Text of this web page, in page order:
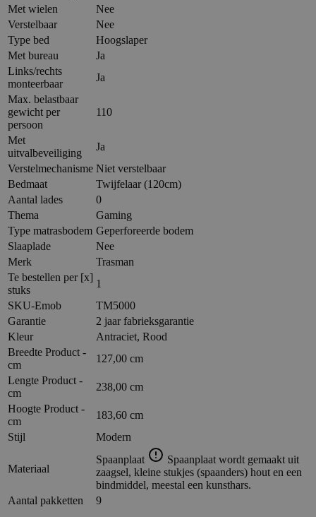
Met wielen
Nee
Verstelbaar
Nee
Type bed
Hoogslaper
Met bureau
Ja
Links/rechts
monteerbaar
Ja
Max. belastbaar
gewicht per
persoon
110
Met
uitvalbeveiliging
Ja
Verstelmechanisme Niet verstelbaar
Bedmaat
Twijfelaar (120cm)
Aantal lades
0
Thema
Gaming
Type matrasbodem Geperforeerde bodem
Slaaplade
Nee
Merk
Trasman
Te bestellen per [x]
stuks
1
SKU-Emob
TM5000
Garantie
2 jaar fabrieksgarantie
Kleur
Antraciet, Rood
Breedte Product -
cm
127,00 cm
Lengte Product -
cm
238,00 cm
Hoogte Product -
cm
183,60 cm
Stijl
Modern
Materiaal
Spaanplaat
Spaanplaat wordt gemaakt uit
zaagsel, kleine stukjes (spaanders) hout en een
bindmiddel, meestal een kunsthars.
Aantal pakketten
9